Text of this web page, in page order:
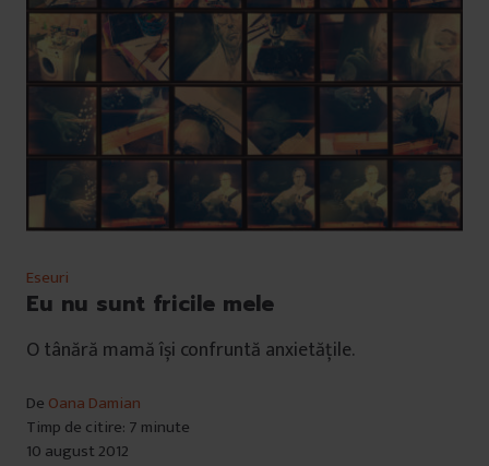
Eseuri
Eu nu sunt fricile mele
O tânără mamă își confruntă anxietățile.
De Oana Damian
Timp de citire: 7 minute
10 august 2012